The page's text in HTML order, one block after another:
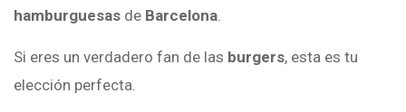
hamburguesas de Barcelona.
Si eres un verdadero fan de las burgers, esta es tu
elección perfecta.